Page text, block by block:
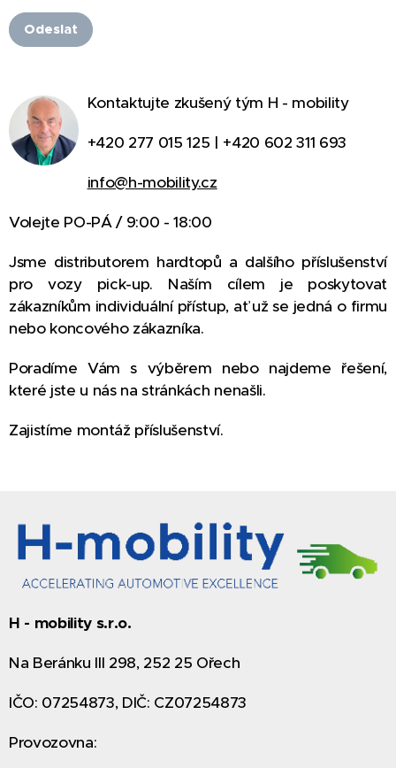
Odeslat
Kontaktujte zkušený tým H - mobility
+420 277 015 125 | +420 602 311 693
info@h-mobility.cz
Volejte PO-PÁ / 9:00 - 18:00
Jsme distributorem hardtopů a dalšího příslušenství
pro vozy pick-up. Naším cílem je poskytovat
zákazníkům individuální přístup, ať už se jedná o firmu
nebo koncového zákazníka.
Poradíme Vám s výběrem nebo najdeme řešení,
které jste u nás na stránkách nenašli.
Zajistíme montáž příslušenství.
H - mobility s.r.o.
Na Beránku III 298, 252 25 Ořech
IČO: 07254873, DIČ: CZ07254873
Provozovna: